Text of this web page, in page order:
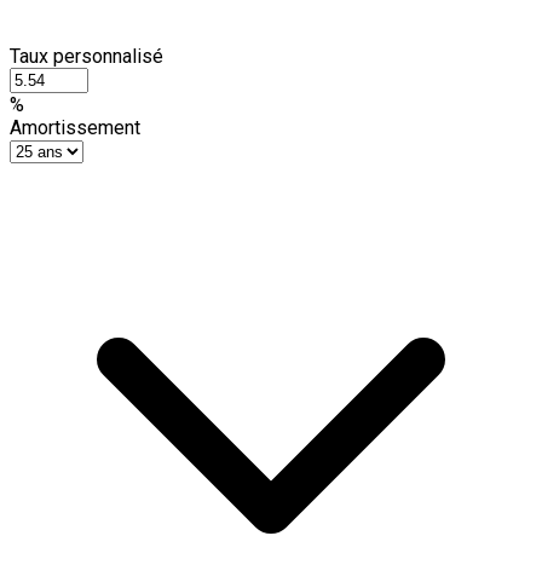
Taux personnalisé
%
Amortissement